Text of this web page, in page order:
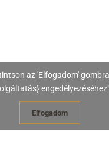
az 'Elfogadom'
engedélyezéséhez"
Elfogadom